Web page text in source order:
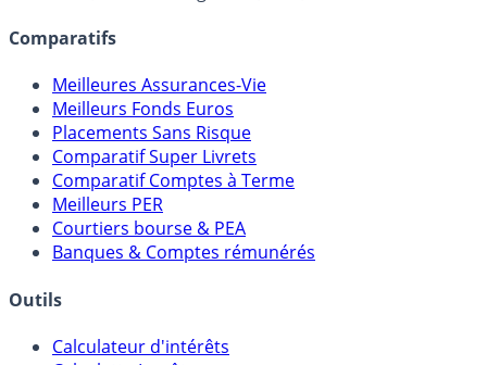
assureurs, sociétés de gestion, CGP, etc.
Comparatifs
Meilleures Assurances-Vie
Meilleurs Fonds Euros
Placements Sans Risque
Comparatif Super Livrets
Comparatif Comptes à Terme
Meilleurs PER
Banques & Comptes rémunérés
Outils